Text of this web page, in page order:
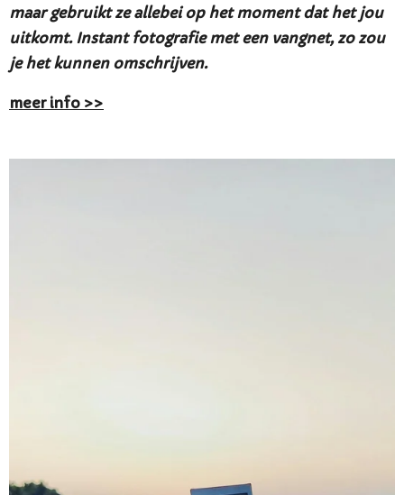
maar gebruikt ze allebei op het moment dat het jou
uitkomt. Instant fotografie met een vangnet, zo zou
je het kunnen omschrijven.
meer info >>